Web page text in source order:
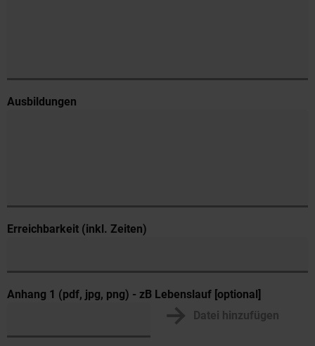
Ausbildungen
Erreichbarkeit (inkl. Zeiten)
Anhang 1 (pdf, jpg, png) - zB Lebenslauf [optional]
Datei hinzufügen